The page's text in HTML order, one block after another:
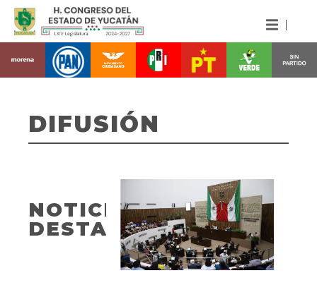
DIFUSIÓN
NOTICIAS
DESTACADAS